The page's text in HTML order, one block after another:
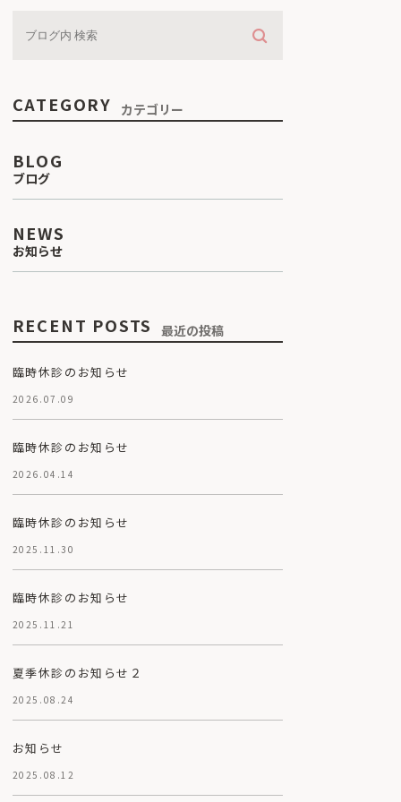
CATEGORY カテゴリー
BLOG
ブログ
NEWS
お知らせ
RECENT POSTS 最近の投稿
臨時休診のお知らせ
2026.07.09
臨時休診のお知らせ
2026.04.14
臨時休診のお知らせ
2025.11.30
臨時休診のお知らせ
2025.11.21
夏季休診のお知らせ２
2025.08.24
お知らせ
2025.08.12